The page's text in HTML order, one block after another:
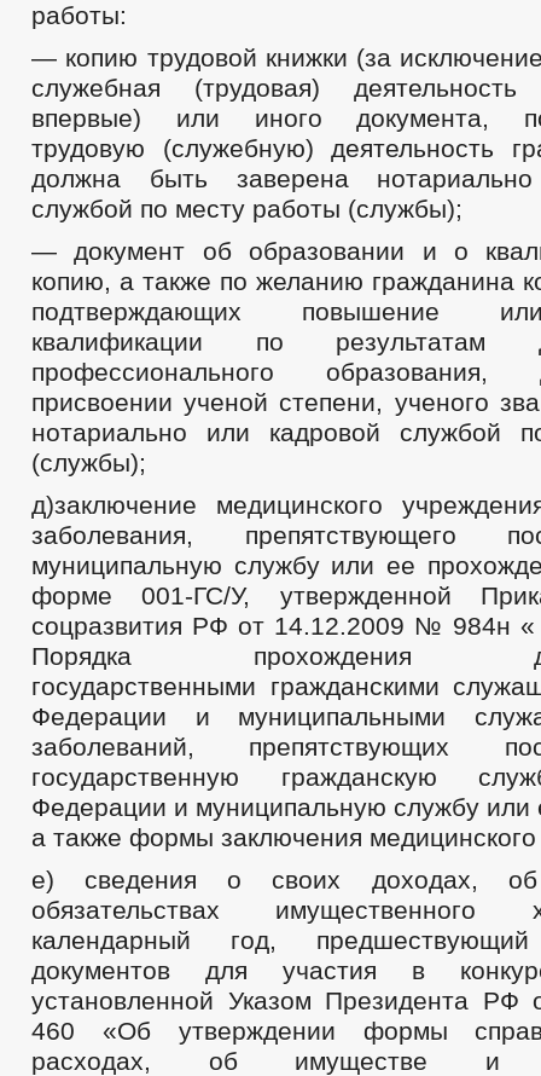
работы:
— копию трудовой книжки (за
служебная (трудовая) деятельность
впервые) или иного документа,
трудовую (служебную) деятельность
должна быть заверена
службой по месту работы (службы);
— документ об образовании и о
копию, а также по желанию гражданина
подтверждающих повышение
квалификации по результатам
профессионального
присвоении ученой степени, ученого
нотариально или кадровой службой
(службы);
д)заключение медицинского
заболевания, препятствующего
муниципальную службу или ее
форме 001-ГС/У, утвержденной
соцразвития РФ от 14.12.2009 № 984н
Порядка прохождения
государственными гражданскими
Федерации и муниципальными
заболеваний, препятствующих
государственную гражданскую
Федерации и муниципальную службу
а также формы заключения
е) сведения о своих доходах,
обязательствах имущественного
календарный год,
документов для участия в
установленной Указом Президента
460 «Об утверждении формы
расходах, об имуществе и